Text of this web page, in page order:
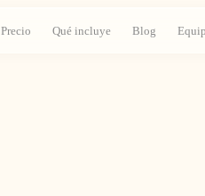
Precio Qué incluye Blog